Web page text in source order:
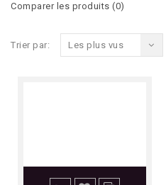
Comparer les produits (0)
Trier par: Les plus vus